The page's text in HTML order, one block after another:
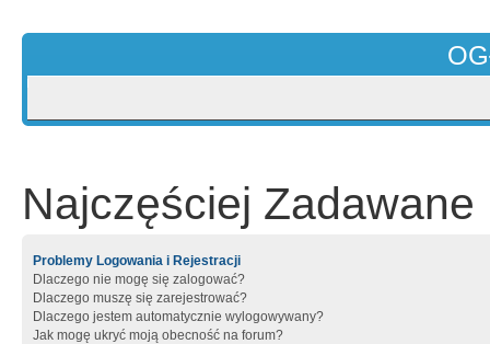
Najczęściej Zadawane
Problemy Logowania i Rejestracji
Dlaczego nie mogę się zalogować?
Dlaczego muszę się zarejestrować?
Dlaczego jestem automatycznie wylogowywany?
Jak mogę ukryć moją obecność na forum?